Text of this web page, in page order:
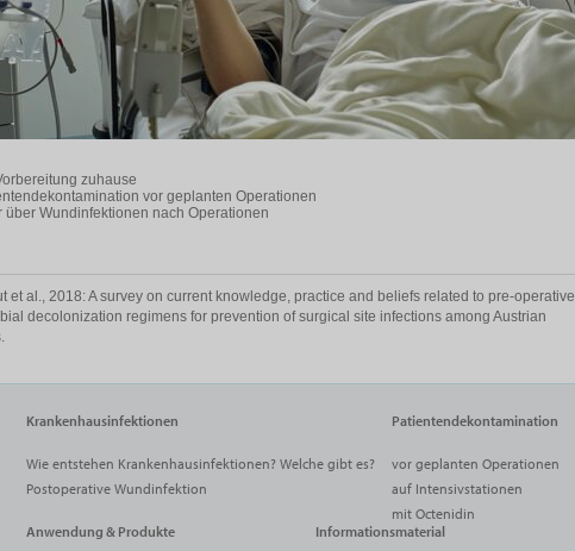
zuhause
vor geplanten Operationen
über Wundinfektionen nach Operationen
et al., 2018: A survey on current knowledge, practice and beliefs related to pre-operative
decolonization regimens for prevention of surgical site infections among Austrian
Krankenhausinfektionen
Wie entstehen Krankenhausinfektionen? Welche gibt es?
Postoperative Wundinfektion
Patientendekontamination
vor geplanten Operationen
auf Intensivstationen
mit Octenidin
Anwendung & Produkte
Informationsmaterial